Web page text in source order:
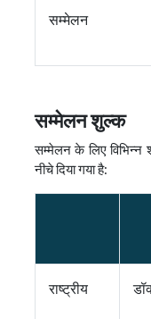
सम्मेलन
सम्मेलन शुल्क
सम्मेलन के लिए विभिन्न
नीचे दिया गया है:
राष्ट्रीय